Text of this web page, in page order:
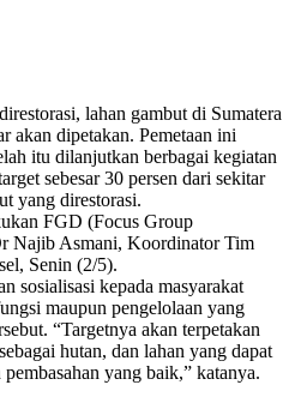
lahan gambut di Sumatera
akan dipetakan. Pemetaan ini
itu dilanjutkan berbagai kegiatan
sebesar 30 persen dari sekitar
yang direstorasi.
FGD (Focus Group
Najib Asmani, Koordinator Tim
Senin (2/5).
sosialisasi kepada masyarakat
maupun pengelolaan yang
“Targetnya akan terpetakan
hutan, dan lahan yang dapat
yang baik,” katanya.